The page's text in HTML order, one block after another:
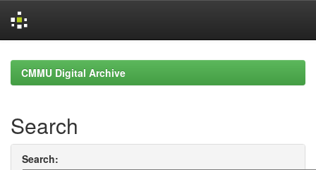
navigationCMMU Digital Archive
Search
Search: